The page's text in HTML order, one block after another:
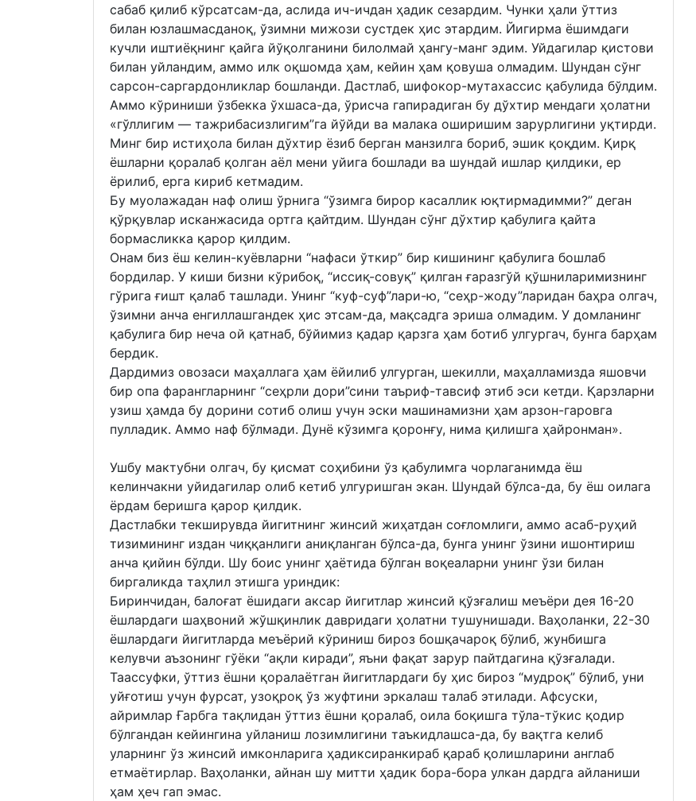
сабаб қилиб кўрсатсам-да, аслида ич-ичдан ҳадик сезардим. Чунки ҳали ўттиз
билан юзлашмасданоқ, ўзимни мижози сустдек ҳис этардим. Йигирма ёшимдаги
кучли иштиёқнинг қайга йўқолганини билолмай ҳангу-манг эдим. Уйдагилар қистови
билан уйландим, аммо илк оқшомда ҳам, кейин ҳам қовуша олмадим. Шундан сўнг
сарсон-саргардонликлар бошланди. Дастлаб, шифокор-мутахассис қабулида бўлдим.
Аммо кўриниши ўзбекка ўхшаса-да, ўрисча гапирадиган бу дўхтир мендаги ҳолатни
«гўллигим — тажрибасизлигим”га йўйди ва малака оширишим зарурлигини уқтирди.
Минг бир истиҳола билан дўхтир ёзиб берган манзилга бориб, эшик қоқдим. Қирқ
ёшларни қоралаб қолган аёл мени уйига бошлади ва шундай ишлар қилдики, ер
ёрилиб, ерга кириб кетмадим.
Бу муолажадан наф олиш ўрнига “ўзимга бирор касаллик юқтирмадимми?” деган
қўрқувлар исканжасида ортга қайтдим. Шундан сўнг дўхтир қабулига қайта
бормасликка қарор қилдим.
Онам биз ёш келин-куёвларни “нафаси ўткир” бир кишининг қабулига бошлаб
бордилар. У киши бизни кўрибоқ, “иссиқ-совуқ” қилган ғаразгўй қўшниларимизнинг
гўрига ғишт қалаб ташлади. Унинг “куф-суф”лари-ю, “сеҳр-жоду”ларидан баҳра олгач,
ўзимни анча енгиллашгандек ҳис этсам-да, мақсадга эриша олмадим. У домланинг
қабулига бир неча ой қатнаб, бўйимиз қадар қарзга ҳам ботиб улгургач, бунга барҳам
бердик.
Дардимиз овозаси маҳаллага ҳам ёйилиб улгурган, шекилли, маҳалламизда яшовчи
бир опа фарангларнинг “сеҳрли дори”сини таъриф-тавсиф этиб эси кетди. Қарзларни
узиш ҳамда бу дорини сотиб олиш учун эски машинамизни ҳам арзон-гаровга
пулладик. Аммо наф бўлмади. Дунё кўзимга қоронғу, нима қилишга ҳайронман».
Ушбу мактубни олгач, бу қисмат соҳибини ўз қабулимга чорлаганимда ёш
келинчакни уйидагилар олиб кетиб улгуришган экан. Шундай бўлса-да, бу ёш оилага
ёрдам беришга қарор қилдик.
Дастлабки текширувда йигитнинг жинсий жиҳатдан соғломлиги, аммо асаб-руҳий
тизимининг издан чиққанлиги аниқланган бўлса-да, бунга унинг ўзини ишонтириш
анча қийин бўлди. Шу боис унинг ҳаётида бўлган воқеаларни унинг ўзи билан
биргаликда таҳлил этишга уриндик:
Биринчидан, балоғат ёшидаги аксар йигитлар жинсий қўзғалиш меъёри дея 16-20
ёшлардаги шаҳвоний жўшқинлик давридаги ҳолатни тушунишади. Ваҳоланки, 22-30
ёшлардаги йигитларда меъёрий кўриниш бироз бошқачароқ бўлиб, жунбишга
келувчи аъзонинг гўёки “ақли киради”, яъни фақат зарур пайтдагина қўзғалади.
Таассуфки, ўттиз ёшни қоралаётган йигитлардаги бу ҳис бироз “мудроқ” бўлиб, уни
уйғотиш учун фурсат, узоқроқ ўз жуфтини эркалаш талаб этилади. Афсуски,
айримлар Ғарбга тақлидан ўттиз ёшни қоралаб, оила боқишга тўла-тўкис қодир
бўлгандан кейингина уйланиш лозимлигини таъкидлашса-да, бу вақтга келиб
уларнинг ўз жинсий имконларига ҳадиксиранкираб қараб қолишларини англаб
етмаётирлар. Ваҳоланки, айнан шу митти ҳадик бора-бора улкан дардга айланиши
ҳам ҳеч гап эмас.